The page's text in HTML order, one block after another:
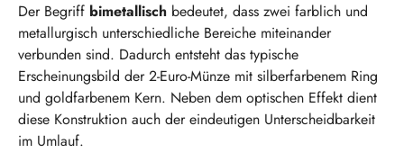
Der Begriff bimetallisch bedeutet, dass zwei farblich und
metallurgisch unterschiedliche Bereiche miteinander
verbunden sind. Dadurch entsteht das typische
Erscheinungsbild der 2-Euro-Münze mit silberfarbenem Ring
und goldfarbenem Kern. Neben dem optischen Effekt dient
diese Konstruktion auch der eindeutigen Unterscheidbarkeit
im Umlauf.